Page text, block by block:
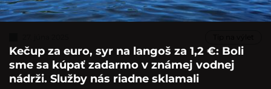
Kečup za euro, syr na langoš za 1,2 €: Boli
sme sa kúpať zadarmo v známej vodnej
nádrži. Služby nás riadne sklamali